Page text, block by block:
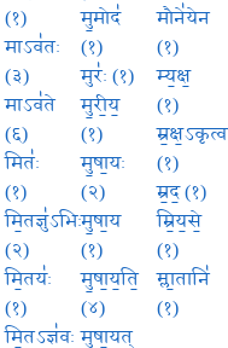
(१)
माऽव॑तः
(३)
माऽव॑ते
(६)
मितः॑
(१)
मि॒तज्ञु॑ऽभिः
(२)
मि॒तयः॑
(१)
मि॒तऽज्ञ॑वः
मु॒मोद॑
(१)
मुरः॑ (१)
मु॒री॒य॒
(१)
मु॒षा॒यः
(२)
मु॒षा॒य
(१)
मु॒षा॒य॒ति॒
(४)
मु॒षा॒यत्
मौने॑येन
(१)
म्य॒क्ष॒
(१)
(१)
म्र॒द॒ (१)
म्रि॒य॒से॒
(१)
म्ला॒तानि॑
(१)